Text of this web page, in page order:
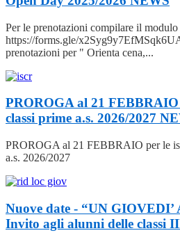
Per le prenotazioni compilare il
https://forms.gle/
prenotazioni per " Orienta cena,...
PROROGA al 21
classi prime a.s. 2026/2027
PROROGA al 21 FEBBRAIO per le
a.s. 2026/2027
Nuove date - “UN
Invito agli alunni delle classi